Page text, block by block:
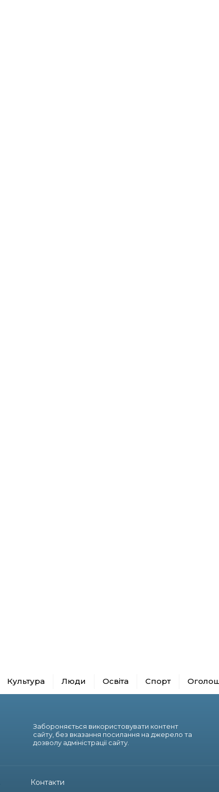
Культура Люди Освіта Спорт
Забороняється використовувати контент
сайту, без вказання посилання на джерело та
дозволу адміністрації сайту.
Контакти